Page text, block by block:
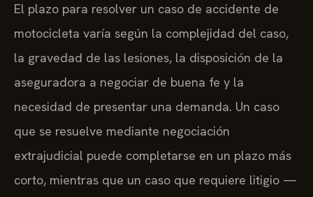
El plazo para resolver un caso de accidente de
motocicleta varía según la complejidad del caso,
la gravedad de las lesiones, la disposición de la
aseguradora a negociar de buena fe y la
necesidad de presentar una demanda. Un caso
que se resuelve mediante negociación
extrajudicial puede completarse en un plazo más
corto, mientras que un caso que requiere litigio —